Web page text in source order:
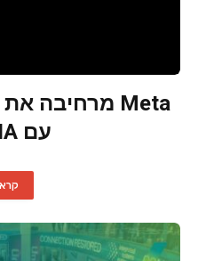
עם NVIDIA